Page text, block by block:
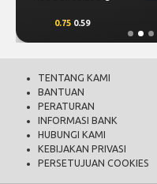
0.75 0.59
TENTANG KAMI
BANTUAN
PERATURAN
INFORMASI BANK
HUBUNGI KAMI
KEBIJAKAN PRIVASI
PERSETUJUAN COOKIES